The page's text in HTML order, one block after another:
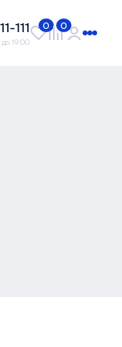
111
19:00
0 0